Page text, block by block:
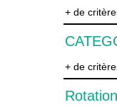
+ de
+ de